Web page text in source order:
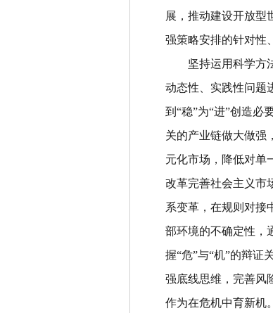
展，推动建设开放型
强策略安排的针对性
坚持运用科学方
动态性、实践性问题
到 “稳”为“进”创造必
关的产业链做大做强
元化市场，降低对单
改革完善社会主义市
系变革，在规则对接
部环境的不确定性，
握“危”与“机”的辩证
强底线思维，完善风
作为在危机中育新机。